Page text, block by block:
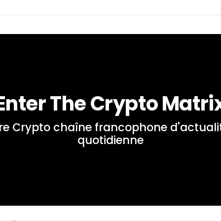
The Crypto
Crypto chaîne francophone
quotidienne